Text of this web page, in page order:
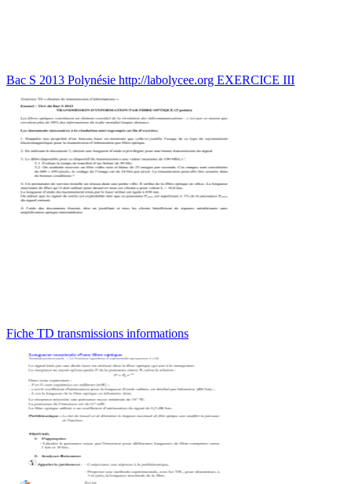
Bac S 2013 Polynésie http://labolycee.org EXERCICE III
Fiche TD transmissions informations